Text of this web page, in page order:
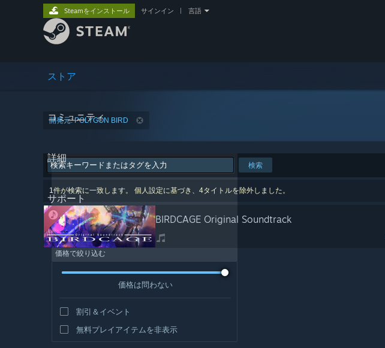
ストア
コミュニティ
詳細
サポート
Steamをインストール サインイン 言語
開発元: POLYGON BIRD
検索
1件が検索に一致します。 個人設定に基づき、4タイトルを除外しました。
BIRDCAGE Original Soundtrack
価格で絞り込む
価格は問わない
割引＆イベント
無料プレイアイテムを非表示